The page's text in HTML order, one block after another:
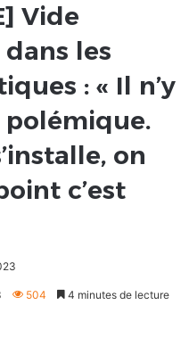
Vide
les
: « Il n’y
polémique.
on
c’est
504 4 minutes de lecture